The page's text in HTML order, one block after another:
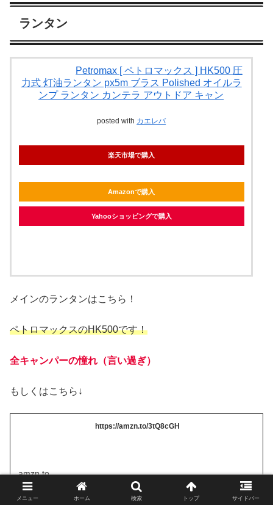
ランタン
Petromax [ ペトロマックス ] HK500 圧
力式 灯油ランタン px5m ブラス Polished オイルラ
ンプ ランタン カンテラ アウトドア キャン
posted with カエレバ
楽天市場で購入
Amazonで購入
Yahooショッピングで購入
メインのランタンはこちら！
ペトロマックスのHK500です！
全キャンパーの憧れ（言い過ぎ）
もしくはこちら↓
https://amzn.to/3tQ8cGH
amzn.to
メニュー ホーム 検索 トップ サイドバー